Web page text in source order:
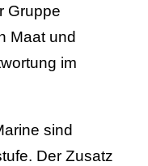
Gruppe
Maat und
im
sind
Der Zusatz